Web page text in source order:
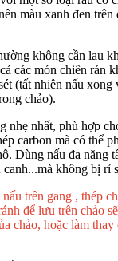
màu xanh đen trên
không cần lau
các món chiên rán
(tất nhiên nấu xong
chảo).
nhẹ nhất, phù hợp
carbon mà có thể
Dùng nấu đa năng
không bị rỉ
trên gang , thép
để lưu trên chảo
chảo, hoặc làm thay